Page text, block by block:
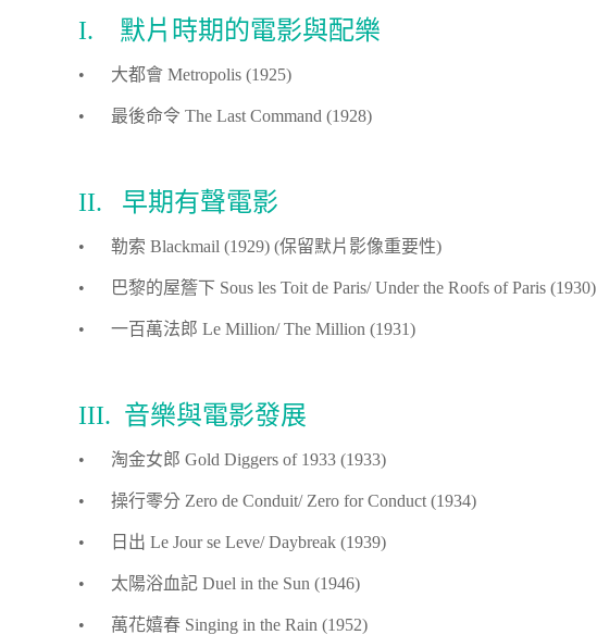
I. 默片時期的電影與配樂
• 大都會 Metropolis (1925)
• 最後命令 The Last Command (1928)
II. 早期有聲電影
• 勒索 Blackmail (1929) (保留默片影像重要性)
• 巴黎的屋簷下 Sous les Toit de Paris/ Under the Roofs of Paris (1930)
• 一百萬法郎 Le Million/ The Million (1931)
III. 音樂與電影發展
• 淘金女郎 Gold Diggers of 1933 (1933)
• 操行零分 Zero de Conduit/ Zero for Conduct (1934)
• 日出 Le Jour se Leve/ Daybreak (1939)
• 太陽浴血記 Duel in the Sun (1946)
• 萬花嬉春 Singing in the Rain (1952)